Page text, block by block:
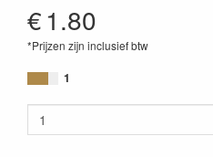
€1.80
*Prijzen zijn inclusief btw
1